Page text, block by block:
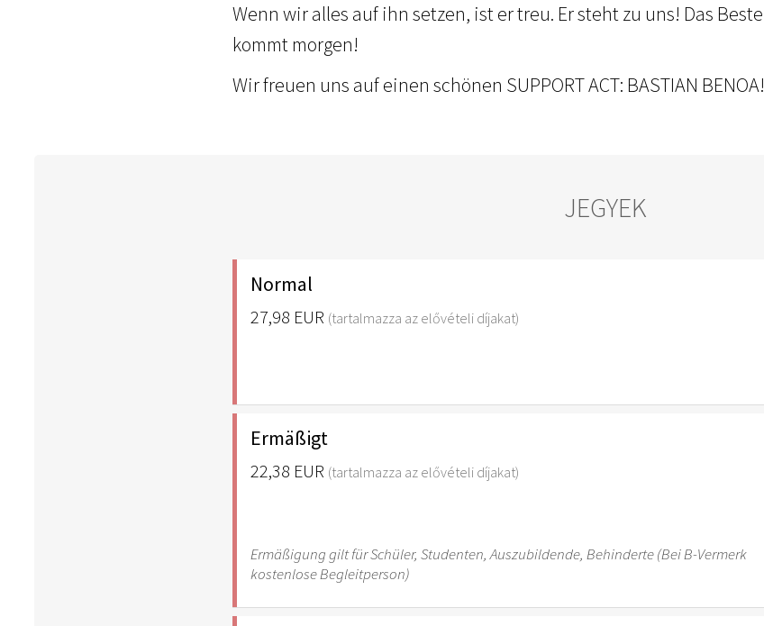
Wenn wir alles auf ihn setzen, ist er treu. Er steht zu uns! Das Beste
kommt morgen!
Wir freuen uns auf einen schönen SUPPORT ACT: BASTIAN BENOA!
JEGYEK
Normal
27,98 EUR (tartalmazza az elővételi díjakat)
Ermäßigt
22,38 EUR (tartalmazza az elővételi díjakat)
Ermäßigung gilt für Schüler, Studenten, Auszubildende, Behinderte (Bei B-Vermerk
kostenlose Begleitperson)